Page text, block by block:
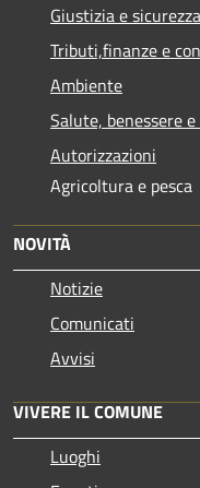
Giustizia e
Tributi,finanze e
Ambiente
Salute, benessere
Autorizzazioni
Agricoltura e pesca
NOVITÀ
Notizie
Comunicati
Avvisi
VIVERE IL COMUNE
Luoghi